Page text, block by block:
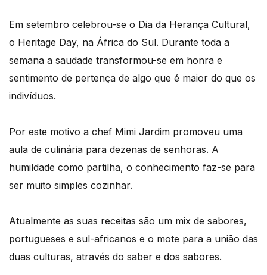
Em setembro celebrou-se o Dia da Herança Cultural,
o Heritage Day, na África do Sul. Durante toda a
semana a saudade transformou-se em honra e
sentimento de pertença de algo que é maior do que os
indivíduos.
Por este motivo a chef Mimi Jardim promoveu uma
aula de culinária para dezenas de senhoras. A
humildade como partilha, o conhecimento faz-se para
ser muito simples cozinhar.
Atualmente as suas receitas são um mix de sabores,
portugueses e sul-africanos e o mote para a união das
duas culturas, através do saber e dos sabores.